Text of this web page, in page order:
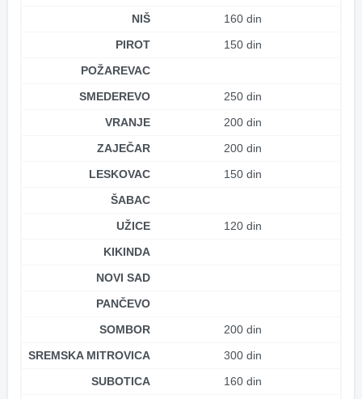
NIŠ
160 din
PIROT
150 din
POŽAREVAC
SMEDEREVO
250 din
VRANJE
200 din
ZAJEČAR
200 din
LESKOVAC
150 din
ŠABAC
UŽICE
120 din
KIKINDA
NOVI SAD
PANČEVO
SOMBOR
200 din
SREMSKA MITROVICA
300 din
SUBOTICA
160 din